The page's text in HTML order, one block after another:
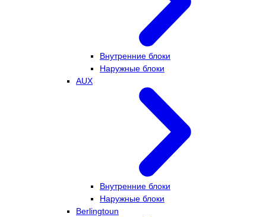
Внутренние блоки
Наружные блоки
AUX
Внутренние блоки
Наружные блоки
Berlingtoun